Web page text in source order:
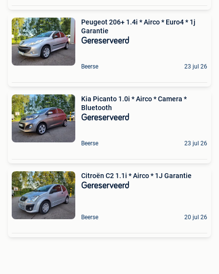
Peugeot 206+ 1.4i * Airco * Euro4 * 1j
Garantie
Gereserveerd
Beerse 23 jul 26
Kia Picanto 1.0i * Airco * Camera *
Bluetooth
Gereserveerd
Beerse 23 jul 26
Citroën C2 1.1i * Airco * 1J Garantie
Gereserveerd
Beerse 20 jul 26